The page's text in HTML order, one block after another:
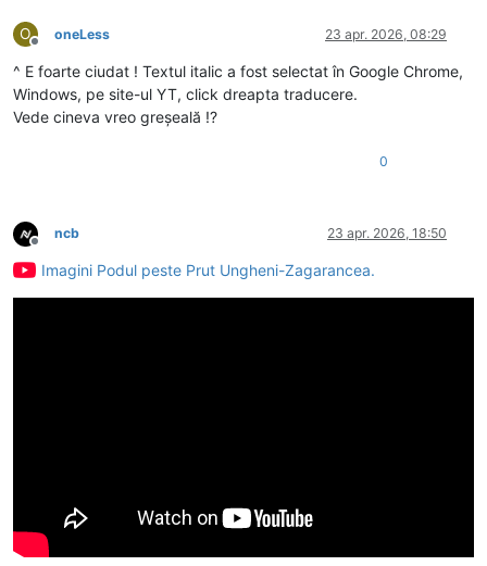
O
Deconectat
oneLess 23 apr. 2026, 08:29
^ E foarte ciudat ! Textul italic a fost selectat în Google Chrome,
Windows, pe site-ul YT, click dreapta traducere.
Vede cineva vreo greșeală !?
0
Deconectat
ncb 23 apr. 2026, 18:50
Imagini Podul peste Prut Ungheni-Zagarancea.